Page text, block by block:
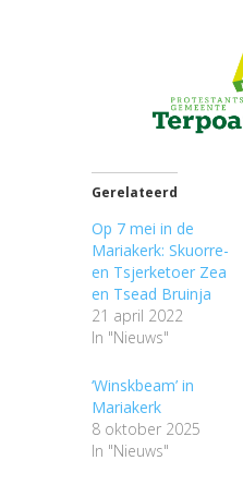
Gerelateerd
Op 7 mei in de
Mariakerk: Skuorre-
en Tsjerketoer Zea
en Tsead Bruinja
21 april 2022
In "Nieuws"
‘Winskbeam’ in
Mariakerk
8 oktober 2025
In "Nieuws"